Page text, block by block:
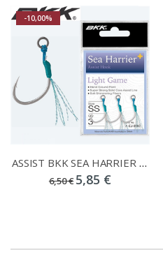
-10,00%
ASSIST BKK SEA HARRIER LIGHT GAME HOOKS
6,50 € 5,85 €